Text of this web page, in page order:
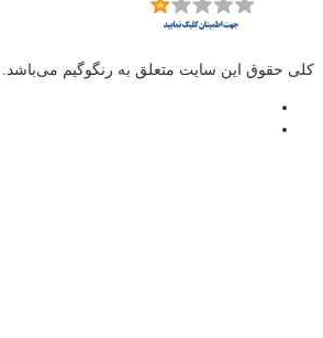
کلی حقوق این سایت متعلق به رنگوگیم می‌باشد. ۱۴۰۴ - ۲۰۲۵